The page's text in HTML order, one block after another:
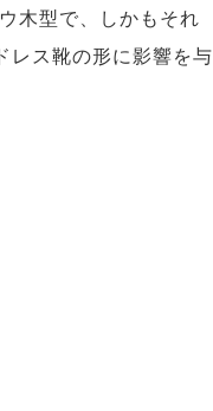
木型で、しかもそれ
レス靴の形に影響を与